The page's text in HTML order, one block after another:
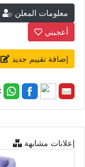
معلومات المعلن
أعجبني
إضافة تقييم جديد
إعلانات مشابهة